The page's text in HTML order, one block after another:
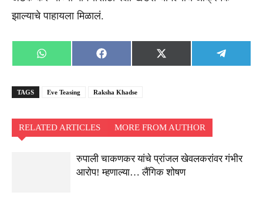
झाल्याचे पाहायला मिळालं.
Share
on
WhatsApp
Share
on
Facebook
Share
on
X
(Twitter)
Share
on
TAGS Eve Teasing Raksha Khadse
RELATED ARTICLES MORE FROM AUTHOR
रुपाली चाकणकर यांचे प्रांजल खेवलकरांवर गंभीर
आरोप! म्हणाल्या… लैंगिक शोषण